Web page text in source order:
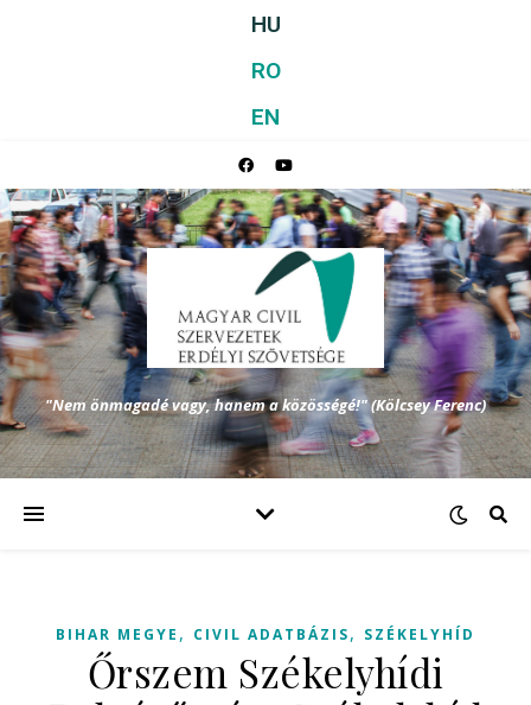
HU
RO
EN
"Nem önmagadé vagy, hanem a közösségé!" (Kölcsey Ferenc)
BIHAR MEGYE , CIVIL ADATBÁZIS, SZÉKELYHÍD
Őrszem Székelyhídi